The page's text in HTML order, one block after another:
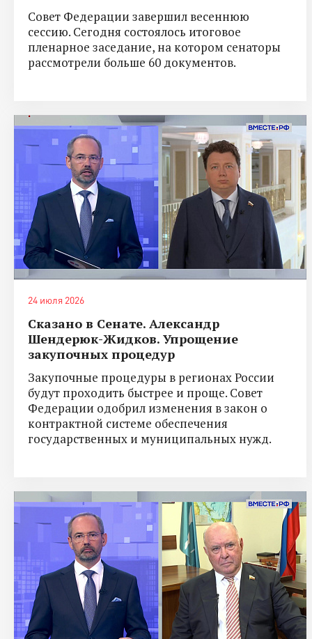
Совет Федерации завершил весеннюю
сессию. Сегодня состоялось итоговое
пленарное заседание, на котором сенаторы
рассмотрели больше 60 документов.
24 июля 2026
Сказано в Сенате. Александр
Шендерюк-Жидков. Упрощение
закупочных процедур
Закупочные процедуры в регионах России
будут проходить быстрее и проще. Совет
Федерации одобрил изменения в закон о
контрактной системе обеспечения
государственных и муниципальных нужд.